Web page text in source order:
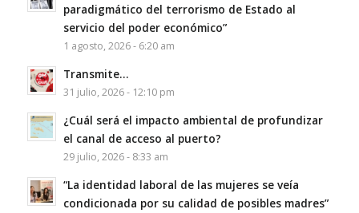
paradigmático del terrorismo de Estado al
servicio del poder económico”
1 agosto, 2026 - 6:20 am
Transmite…
31 julio, 2026 - 12:10 pm
¿Cuál será el impacto ambiental de profundizar
el canal de acceso al puerto?
29 julio, 2026 - 8:33 am
“La identidad laboral de las mujeres se veía
condicionada por su calidad de posibles madres”